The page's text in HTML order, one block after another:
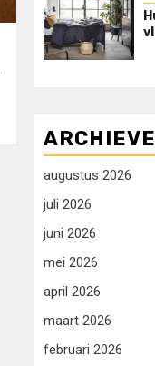
augustus 2026
juli 2026
juni 2026
mei 2026
april 2026
maart 2026
februari 2026